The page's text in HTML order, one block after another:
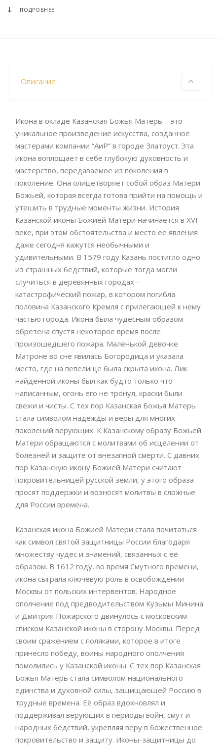
ПОДРОБНЕЕ
Описание
Икона в окладе Казанская Божья Матерь – это
уникальное произведение искусства, созданное
мастерами компании “АиР” в городе Златоуст. Эта
икона воплощает в себе глубокую духовность и
мастерство, передаваемое из поколения в
поколение. Она олицетворяет собой образ Матери
Божьей, которая всегда готова прийти на помощь и
утешить в трудные моменты жизни. История
Казанской иконы Божией Матери начинается в XVI
веке, при этом обстоятельства и место ее явления
даже сегодня кажутся необычными и
удивительными. В 1579 году Казань постигло одно
из страшных бедствий, которые тогда могли
случиться в деревянных городах –
катастрофический пожар, в котором погибла
половина Казанского Кремля с прилегающей к нему
частью города. Икона была чудесным образом
обретена спустя некоторое время после
произошедшего пожара. Маленькой девочке
Матроне во сне явилась Богородица и указала
место, где на пепелище была скрыта икона. Лик
найденной иконы был как будто только что
написанным, огонь его не тронул, краски были
свежи и чисты. С тех пор Казанская Божья Матерь
стала символом надежды и веры для многих
поколений верующих. К Казанскому образу Божьей
Матери обращаются с молитвами об исцелении от
болезней и защите от внезапной смерти. С давних
пор Казанскую икону Божией Матери считают
покровительницей русской земли, у этого образа
просят поддержки и возносят молитвы в сложные
для России времена.
Казанская икона Божией Матери стала почитаться
как символ святой защитницы России благодаря
множеству чудес и знамений, связанных с её
образом. В 1612 году, во время Смутного времени,
икона сыграла ключевую роль в освобождении
Москвы от польских интервентов. Народное
ополчение под предводительством Кузьмы Минина
и Дмитрия Пожарского двинулось с московским
списком Казанской иконы в сторону Москвы. Перед
своим сражением с поляками, которое в итоге
принесло победу, воины народного ополчения
помолились у Казанской иконы. С тех пор Казанская
Божья Матерь стала символом национального
единства и духовной силы, защищающей Россию в
трудные времена. Её образ вдохновлял и
поддерживал верующих в периоды войн, смут и
народных бедствий, укрепляя веру в божественное
покровительство и защиту. Иконы-защитницы до